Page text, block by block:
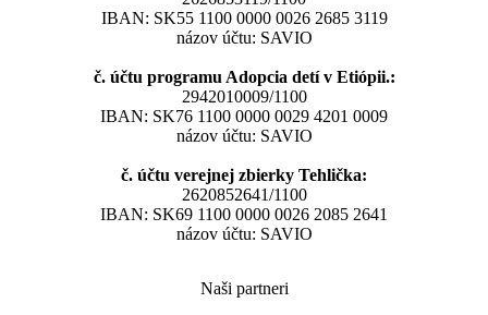
IBAN: SK55 1100 0000 0026 2685 3119
názov účtu: SAVIO
č. účtu programu Adopcia detí v Etiópii.:
2942010009/1100
IBAN: SK76 1100 0000 0029 4201 0009
názov účtu: SAVIO
č. účtu verejnej zbierky Tehlička:
2620852641/1100
IBAN: SK69 1100 0000 0026 2085 2641
názov účtu: SAVIO
Naši partneri